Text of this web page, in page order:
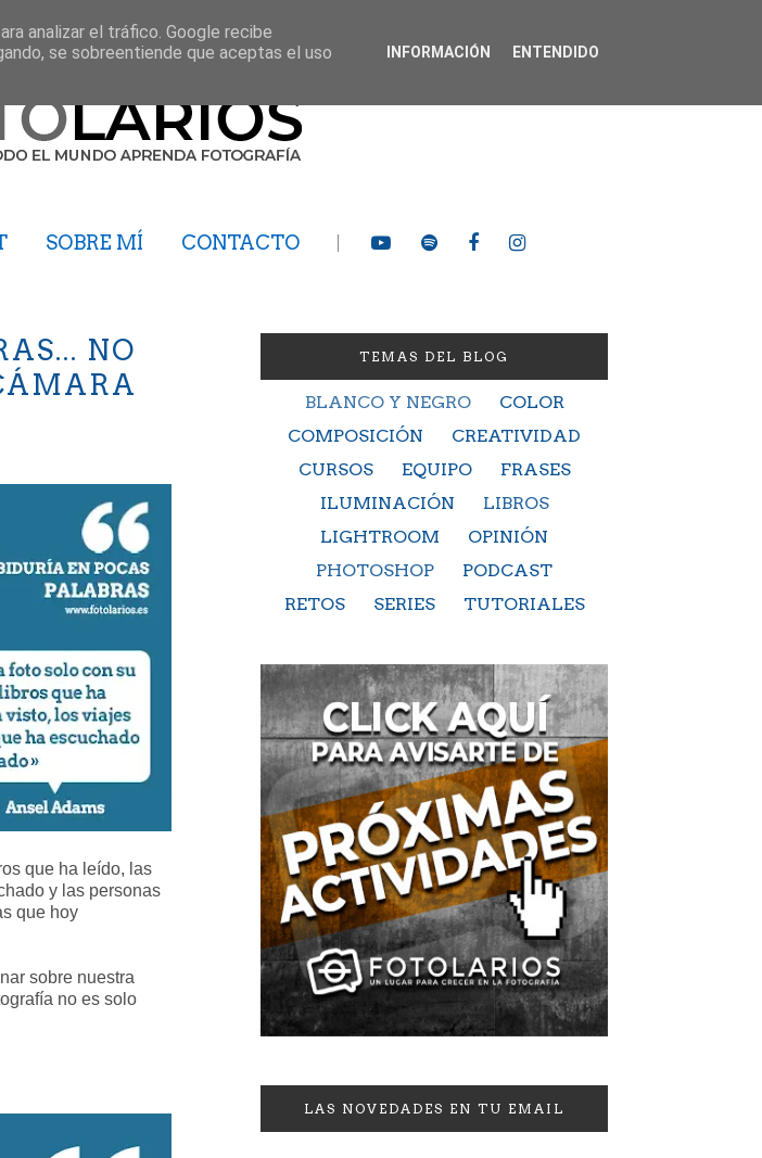
SOBRE MÍ CONTACTO
NO
que ha leído, las
y las personas
que hoy
sobre nuestra
no es solo
TEMAS DEL BLOG
BLANCO Y NEGRO
COLOR
COMPOSICIÓN
CREATIVIDAD
CURSOS
EQUIPO
FRASES
ILUMINACIÓN
LIBROS
LIGHTROOM
OPINIÓN
PHOTOSHOP
PODCAST
RETOS
SERIES TUTORIALES
LAS NOVEDADES EN TU EMAIL
analizar el tráfico. Google recibe
se sobreentiende que aceptas el uso
INFORMACIÓN ENTENDIDO